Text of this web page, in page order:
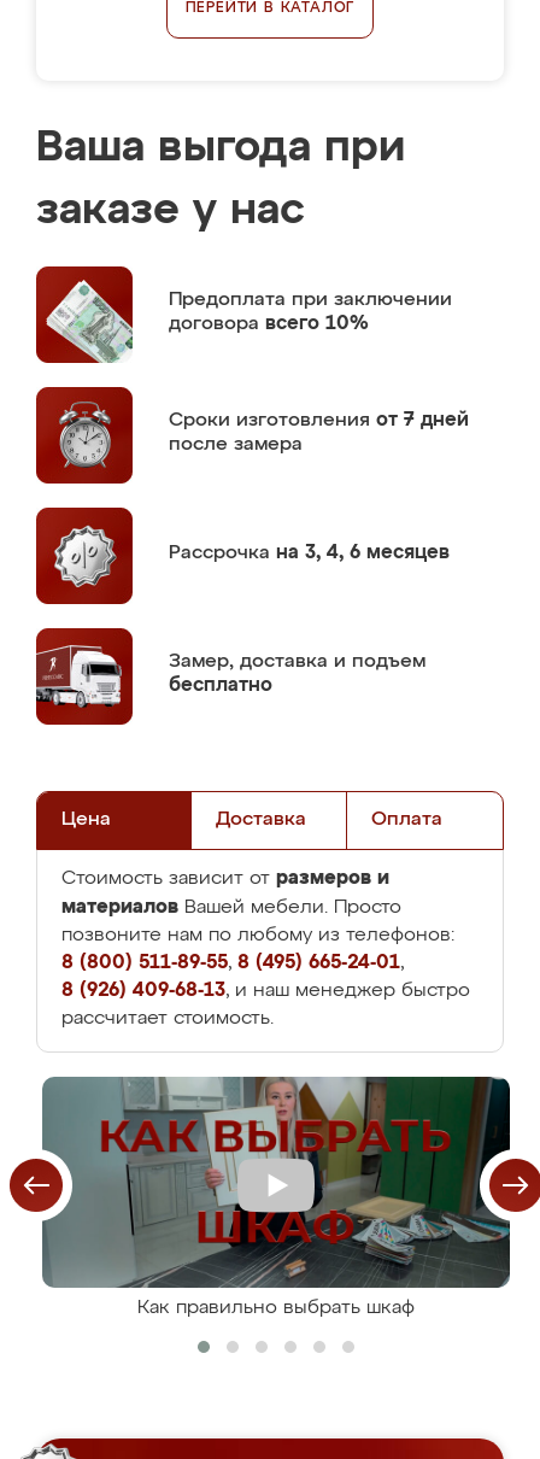
ПЕРЕЙТИ В КАТАЛОГ
Ваша выгода при
заказе у нас
Предоплата при заключении
договора всего 10%
Сроки изготовления от 7 дней
после замера
Рассрочка на 3, 4, 6 месяцев
Замер, доставка и подъем
бесплатно
Цена Доставка Оплата
Стоимость зависит от размеров и
материалов Вашей мебели. Просто
позвоните нам по любому из телефонов:
8 (800) 511-89-55, 8 (495) 665-24-01,
8 (926) 409-68-13, и наш менеджер быстро
рассчитает стоимость.
Как правильно выбрать шкаф